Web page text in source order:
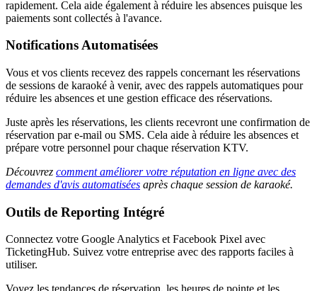
rapidement. Cela aide également à réduire les absences puisque les
paiements sont collectés à l'avance.
Notifications Automatisées
Vous et vos clients recevez des rappels concernant les réservations
de sessions de karaoké à venir, avec des rappels automatiques pour
réduire les absences et une gestion efficace des réservations.
Juste après les réservations, les clients recevront une confirmation de
réservation par e-mail ou SMS. Cela aide à réduire les absences et
prépare votre personnel pour chaque réservation KTV.
Découvrez comment améliorer votre réputation en ligne avec des
demandes d'avis automatisées après chaque session de karaoké.
Outils de Reporting Intégré
Connectez votre Google Analytics et Facebook Pixel avec
TicketingHub. Suivez votre entreprise avec des rapports faciles à
utiliser.